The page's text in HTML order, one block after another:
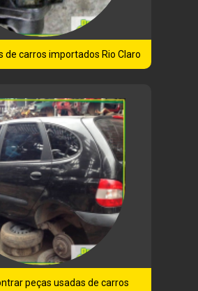
de carros importados Rio Claro
peças usadas de carros